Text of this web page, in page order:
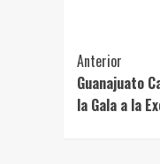
Post
Anterior
Guanajuato
la Gala a la